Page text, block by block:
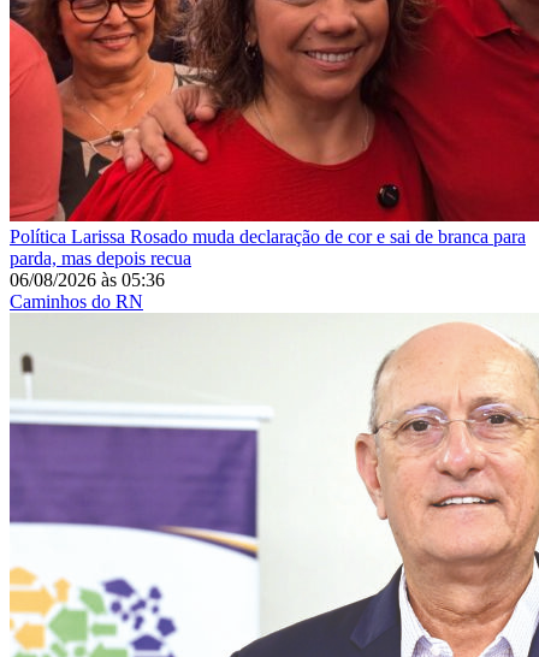
Política Larissa Rosado muda declaração de cor e sai de branca para
parda, mas depois recua
06/08/2026 às 05:36
Caminhos do RN